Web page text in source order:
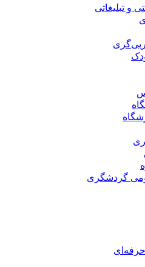
و تبلیغاتی
گردشگری